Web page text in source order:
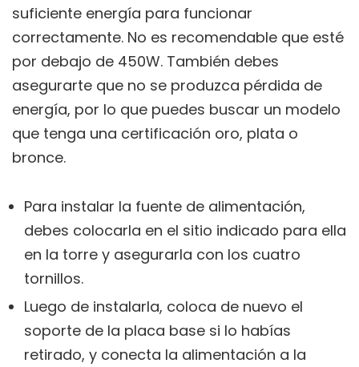
suficiente energía para funcionar
correctamente. No es recomendable que esté
por debajo de 450W. También debes
asegurarte que no se produzca pérdida de
energía, por lo que puedes buscar un modelo
que tenga una certificación oro, plata o
bronce.
Para instalar la fuente de alimentación,
debes colocarla en el sitio indicado para ella
en la torre y asegurarla con los cuatro
tornillos.
Luego de instalarla, coloca de nuevo el
soporte de la placa base si lo habías
retirado, y conecta la alimentación a la